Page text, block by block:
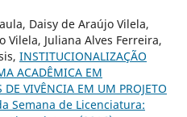
Daisy de Araújo Vilela,
Vilela, Juliana Alves Ferreira,
INSTITUCIONALIZAÇÃO
ACADÊMICA EM
DE VIVÊNCIA EM UM PROJETO
Semana de Licenciatura: